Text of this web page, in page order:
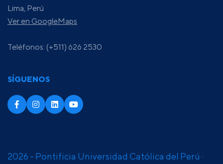
Lima, Perú
Ver en GoogleMaps
Teléfonos: (+511) 626 2530
SÍGUENOS
2026 - Pontificia Universidad Católica del Perú ·